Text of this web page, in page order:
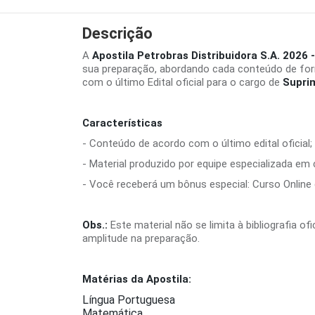
Descrição
A Apostila Petrobras Distribuidora S.A.
sua preparação, abordando cada conteúdo de
com o último Edital oficial para o cargo de
Características
- Conteúdo de acordo com o último edital oficial;
- Material produzido por equipe especializada
- Você receberá um bônus especial: Curso
Obs.: Este material não se limita à bibliografia
amplitude na preparação.
Matérias da Apostila:
Língua Portuguesa